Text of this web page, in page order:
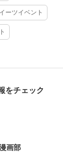
ーツイベント
をチェック
画部